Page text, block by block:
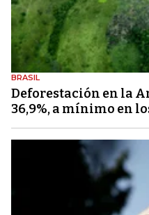
BRASIL
Deforestación en la
36,9%, a mínimo en